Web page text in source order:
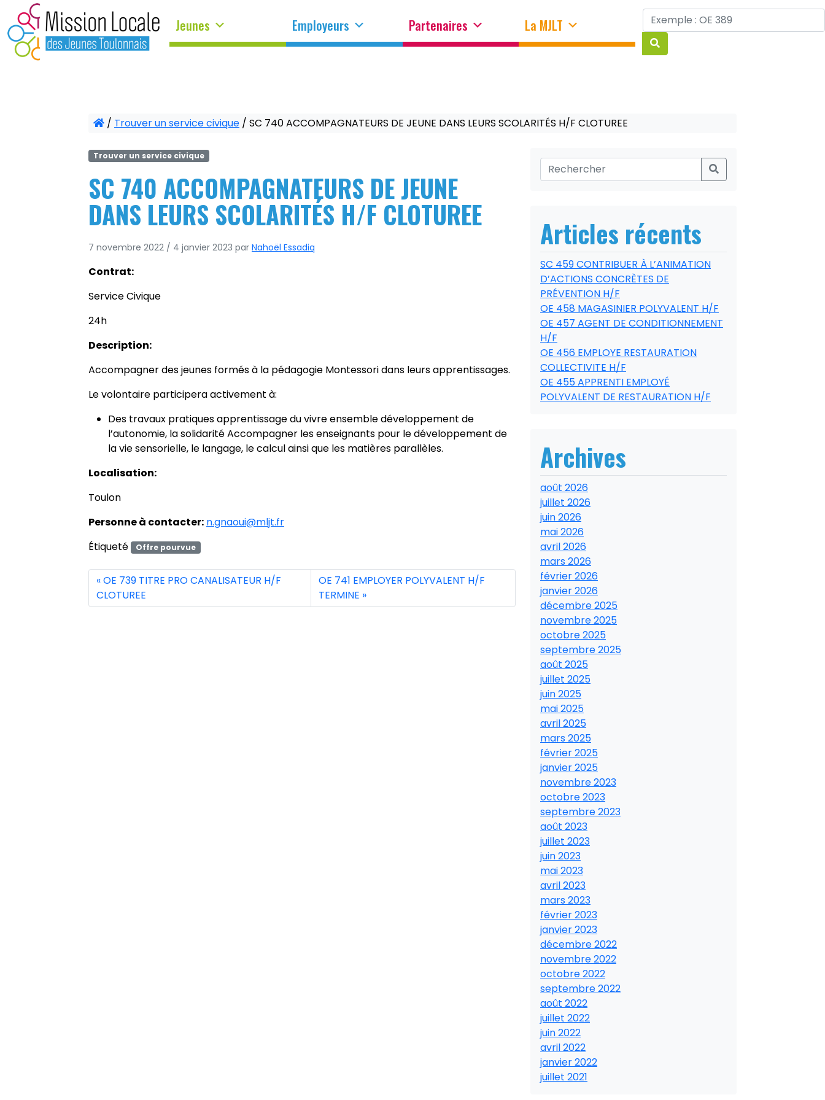
Jeunes Employeurs Partenaires La MJLT
/ Trouver un service civique / SC 740 ACCOMPAGNATEURS DE JEUNE DANS LEURS SCOLARITÉS H/F CLOTUREE
Trouver un service civique
SC 740 ACCOMPAGNATEURS DE JEUNE
DANS LEURS SCOLARITÉS H/F CLOTUREE
7 novembre 2022 / 4 janvier 2023 par Nahoël Essadiq
Contrat:
Service Civique
24h
Description:
Accompagner des jeunes formés à la pédagogie Montessori dans leurs apprentissages.
Le volontaire participera activement à:
Des travaux pratiques apprentissage du vivre ensemble développement de
l’autonomie, la solidarité Accompagner les enseignants pour le développement de
la vie sensorielle, le langage, le calcul ainsi que les matières parallèles.
Localisation:
Toulon
Personne à contacter: n.gnaoui@mljt.fr
Étiqueté
Offre pourvue
OE 739 TITRE PRO CANALISATEUR H/F
CLOTUREE
OE 741 EMPLOYER POLYVALENT H/F
TERMINE
Articles récents
SC 459 CONTRIBUER À L’ANIMATION
D’ACTIONS CONCRÈTES DE
PRÉVENTION H/F
OE 458 MAGASINIER POLYVALENT H/F
OE 457 AGENT DE CONDITIONNEMENT
H/F
OE 456 EMPLOYE RESTAURATION
COLLECTIVITE H/F
OE 455 APPRENTI EMPLOYÉ
POLYVALENT DE RESTAURATION H/F
Archives
août 2026
juillet 2026
juin 2026
mai 2026
avril 2026
mars 2026
février 2026
janvier 2026
décembre 2025
novembre 2025
octobre 2025
septembre 2025
août 2025
juillet 2025
juin 2025
mai 2025
avril 2025
mars 2025
février 2025
janvier 2025
novembre 2023
octobre 2023
septembre 2023
août 2023
juillet 2023
juin 2023
mai 2023
avril 2023
mars 2023
février 2023
janvier 2023
décembre 2022
novembre 2022
octobre 2022
septembre 2022
août 2022
juillet 2022
juin 2022
avril 2022
janvier 2022
juillet 2021
Panneau de gestion des cookies